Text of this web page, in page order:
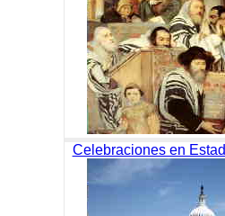
Celebraciones en